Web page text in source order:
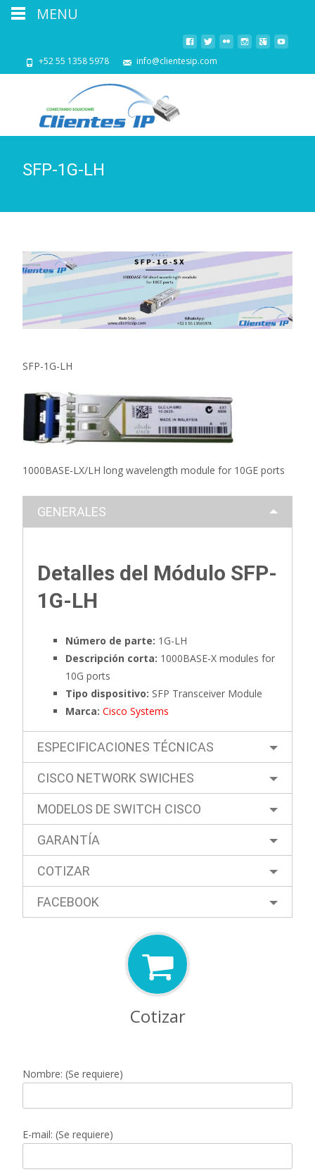
+52 55 1358 5978 info@clientesip.com
SFP-1G-LH
SFP-1G-LH
1000BASE-LX/LH long wavelength module for 10GE ports
GENERALES
Detalles del Módulo SFP-
1G-LH
Número de parte: 1G-LH
Descripción corta: 1000BASE-X modules for
10G ports
Tipo dispositivo: SFP Transceiver Module
Marca: Cisco Systems
ESPECIFICACIONES TÉCNICAS
CISCO NETWORK SWICHES
MODELOS DE SWITCH CISCO
GARANTÍA
COTIZAR
FACEBOOK
Cotizar
Nombre: (Se requiere)
E-mail: (Se requiere)
MENU